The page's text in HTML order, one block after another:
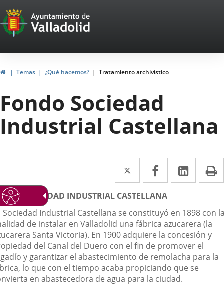
Portal
Web
del
Ayuntamiento
de
Valladolid
InicioTemas ¿Qué hacemos? Tratamiento archivístico
Fondo Sociedad
Industrial Castellana
Twitter
Enlace
a
una
aplicación
externa.
Facebook
Enlace
a
una
aplicación
externa.
Enlace
a
SOCIEDAD INDUSTRIAL CASTELLANA
Sociedad Industrial Castellana se constituyó en 1898 con
de instalar en Valladolid una fábrica azucarera (la
Santa Victoria). En 1900 adquiere la concesión y
del Canal del Duero con el fin de promover el
y garantizar el abastecimiento de remolacha para la
lo que con el tiempo acaba propiciando que se
en abastecedora de agua para la ciudad.